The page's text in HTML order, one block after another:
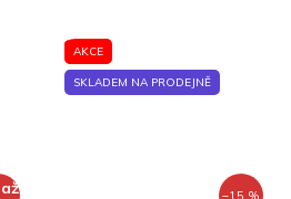
až
AKCE
SKLADEM NA PRODEJNĚ
–15 %